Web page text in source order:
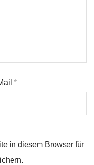
*
in diesem Browser für